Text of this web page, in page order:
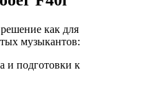
как для
музыкантов:
и подготовки к